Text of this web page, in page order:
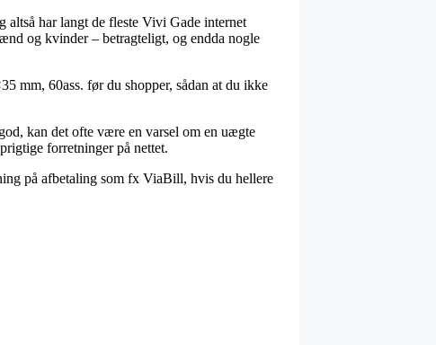
altså har langt de fleste Vivi Gade internet
og kvinder – betragteligt, og endda nogle
mm, 60ass. før du shopper, sådan at du ikke
kan det ofte være en varsel om en uægte
forretninger på nettet.
på afbetaling som fx ViaBill, hvis du hellere